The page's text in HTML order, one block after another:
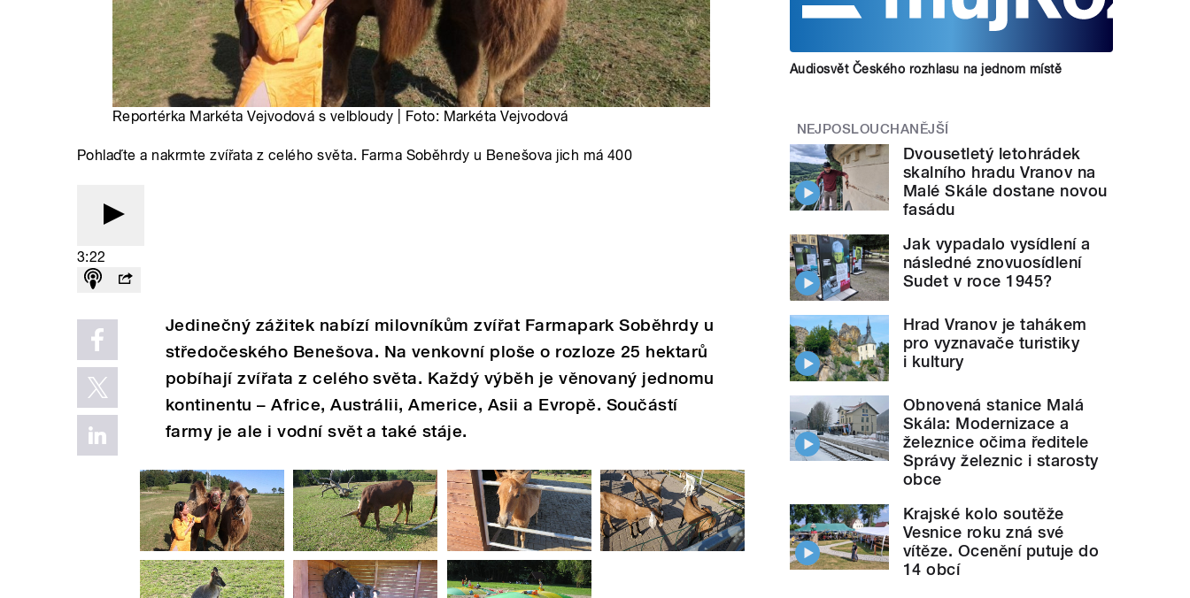
Reportérka Markéta Vejvodová s velbloudy | Foto: Markéta Vejvodová
Pohlaďte a nakrmte zvířata z celého světa. Farma Soběhrdy u Benešova jich má 400
3:22
Jedinečný zážitek nabízí milovníkům zvířat Farmapark Soběhrdy u
středočeského Benešova. Na venkovní ploše o rozloze 25 hektarů
pobíhají zvířata z celého světa. Každý výběh je věnovaný jednomu
kontinentu – Africe, Austrálii, Americe, Asii a Evropě. Součástí
farmy je ale i vodní svět a také stáje.
Audiosvět Českého rozhlasu na jednom místě
NEJPOSLOUCHANĚJŠÍ
Dvousetletý letohrádek
skalního hradu Vranov na
Malé Skále dostane novou
fasádu
Jak vypadalo vysídlení a
následné znovuosídlení
Sudet v roce 1945?
Hrad Vranov je tahákem
pro vyznavače turistiky
i kultury
Obnovená stanice Malá
Skála: Modernizace a
železnice očima ředitele
Správy železnic i starosty
obce
Krajské kolo soutěže
Vesnice roku zná své
vítěze. Ocenění putuje do
14 obcí